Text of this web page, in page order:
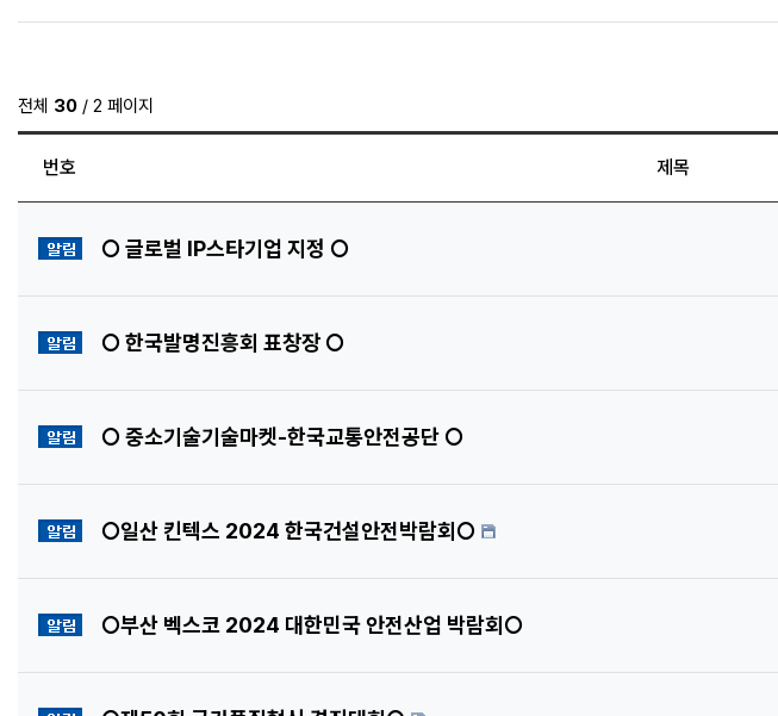
관련자료
전체 30 / 2 페이지
번호 제목
공지사항
○ 글로벌 IP스타기업 지정 ○
공지사항
○ 한국발명진흥회 표창장 ○
공지사항
○ 중소기술기술마켓-한국교통안전공단 ○
공지사항
○일산 킨텍스 2024 한국건설안전박람회○
공지사항
○부산 벡스코 2024 대한민국 안전산업 박람회○